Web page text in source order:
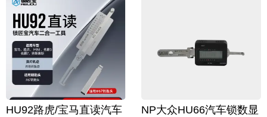
HU92路虎/宝马直读汽车
NP大众HU66汽车锁数显